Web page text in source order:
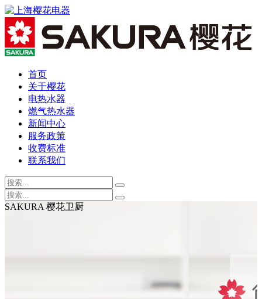
首页
关于樱花
电热水器
燃气热水器
新闻中心
服务政策
收费标准
联系我们
SAKURA 樱花卫厨